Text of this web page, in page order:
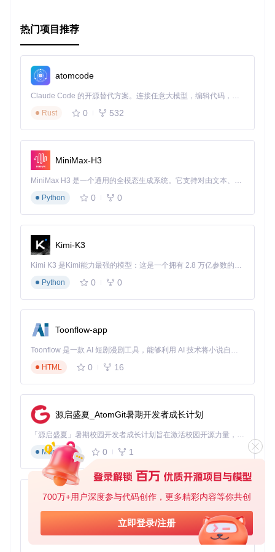
700万+用户深度参与代码创作，更多精彩内容等你共创
立即登录/注册
热门项目推荐
atomcode
Claude Code 的开源替代方案。连接任意大模型，编辑代码，运行命令，自动验证 — 全自动执行。用 Rust 构建，极致性能。 ｜ An open-source alternative to Claude Code. Connect any LLM, edit code, run commands, and verify changes — autonomously. Built in Rust for speed. Get Started
Rust
0 532
MiniMax-H3
MiniMax H3 是一个通用的全模态生成系统。它支持对由文本、图像、视频和音频组成的多模态上下文进行统一理解，并能生成分辨率高达 2K、时长可达 15 秒的带原生立体声音频的视频。得益于面向任务泛化的系统设计，H3 在预训练阶段就已具备广泛的多模态上下文理解与生成能力，能够出色地执行复杂的多模态指令。
Python
0 0
Kimi-K3
Kimi K3 是Kimi能力最强的模型：这是一个拥有 2.8 万亿参数的混合专家（MoE）模型，具备原生视觉理解能力，并支持 100 万 token 的上下文窗口。
Python
0 0
Toonflow-app
Toonflow 是一款 AI 短剧漫剧工具，能够利用 AI 技术将小说自动转化为剧本，并结合 AI 生成的图片和视频，实现高效的短剧创作。借助 Toonflow，可以轻松完成从文字到影像的全流程，让短剧制作变得更加智能与便捷。
HTML
0 16
源启盛夏_AtomGit暑期开发者成长计划
「源启盛夏」暑期校园开发者成长计划旨在激活校园开源力量，通过积分激励、认证扶持、资源倾斜等形式，引导高校组织和开发者完成「入驻 — 建项目 — 做贡献 — 获认证 — 得资源」的完整闭环。无论你是想带领社团入驻平台的组织者，还是希望用代码贡献证明自己的开发者，都能在这里找到属于你的成长路径。
Markdown
0 1
AionUi
免费、本地、开源的 24/7 全天候 Cowork 应用，以及适用于 Gemini CLI、Claude Code、Codex、OpenCode、Qwen Code、Goose CLI、Auggie 等的 OpenClaw | 🌟 喜欢就点star吧
TypeScript
0 6